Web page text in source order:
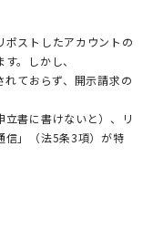
ストしたアカウントの
。しかし、
ておらず、開示請求の
書に書けないと）、リ
信」（法5条3項）が特